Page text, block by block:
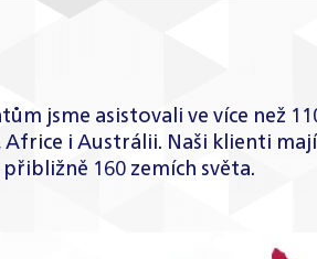
jsme asistovali ve více než
i Austrálii. Naši klienti
160 zemích světa.